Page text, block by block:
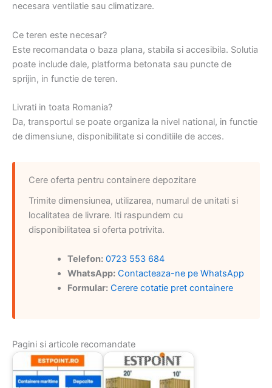
necesara ventilatie sau climatizare.
Ce teren este necesar?
Este recomandata o baza plana, stabila si accesibila. Solutia
poate include dale, platforma betonata sau puncte de
sprijin, in functie de teren.
Livrati in toata Romania?
Da, transportul se poate organiza la nivel national, in functie
de dimensiune, disponibilitate si conditiile de acces.
Cere oferta pentru containere depozitare
Trimite dimensiunea, utilizarea, numarul de unitati si
localitatea de livrare. Iti raspundem cu
disponibilitatea si oferta potrivita.
Telefon: 0723 553 684
WhatsApp: Contacteaza-ne pe WhatsApp
Formular: Cerere cotatie pret containere
Pagini si articole recomandate